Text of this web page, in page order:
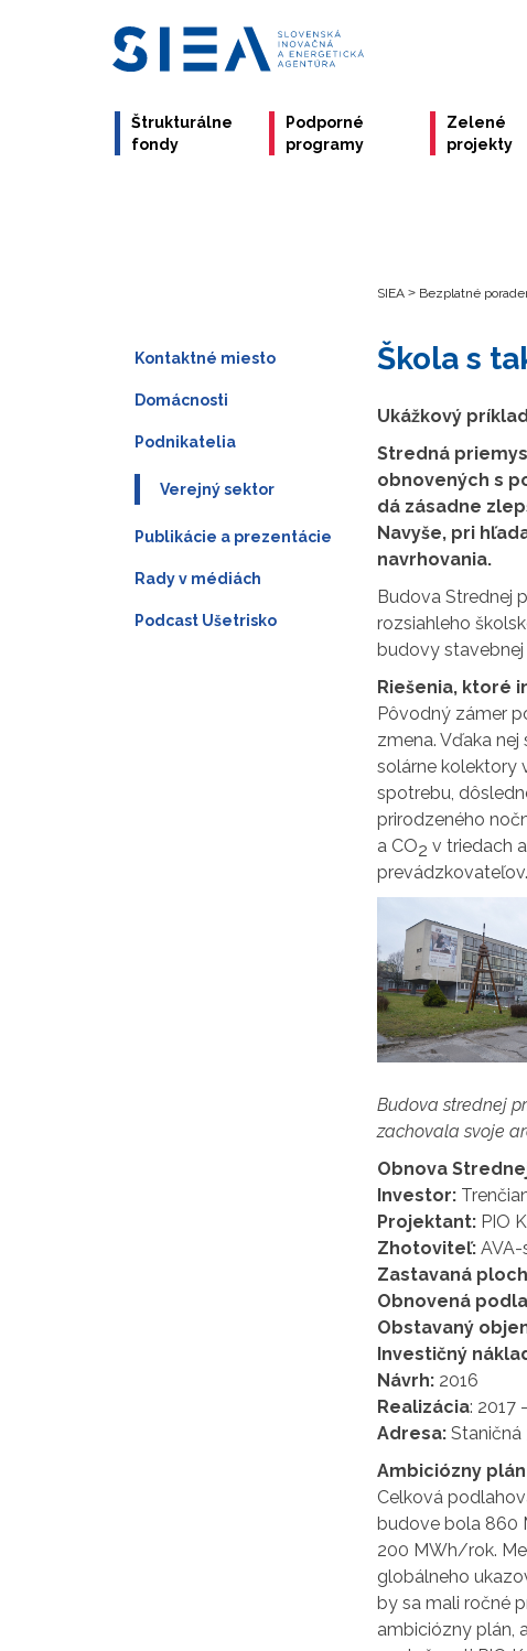
Štrukturálne
fondy
Podporné
programy
Zelené
projekty
SIEA > Bezplatné
Škola s
Ukážkový
Stredná
obnovených s
dá zásadne
Navyše, pri
navrhovania.
Budova Strednej
rozsiahleho
budovy
Riešenia, ktoré
Pôvodný zámer
zmena. Vďaka
solárne kolektory
spotrebu,
prirodzeného
a CO2 v triedach
prevádzkovateľov.
Budova strednej
zachovala svoje
Obnova
Investor:
Projektant: PIO
Zhotoviteľ: AVA-
Zastavaná
Obnovená
Obstavaný
Investičný
Návrh: 2016
Realizácia: 2017
Adresa:
Ambiciózny plán
Celková
budove bola 860
200 MWh/rok.
globálneho
by sa mali ročné
ambiciózny plán,
Kontaktné miesto
Domácnosti
Podnikatelia
Verejný sektor
Publikácie a prezentácie
Rady v médiách
Podcast Ušetrisko